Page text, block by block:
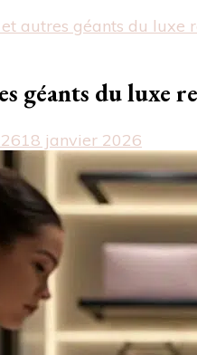
autres géants du
géants du luxe
18 janvier 2026